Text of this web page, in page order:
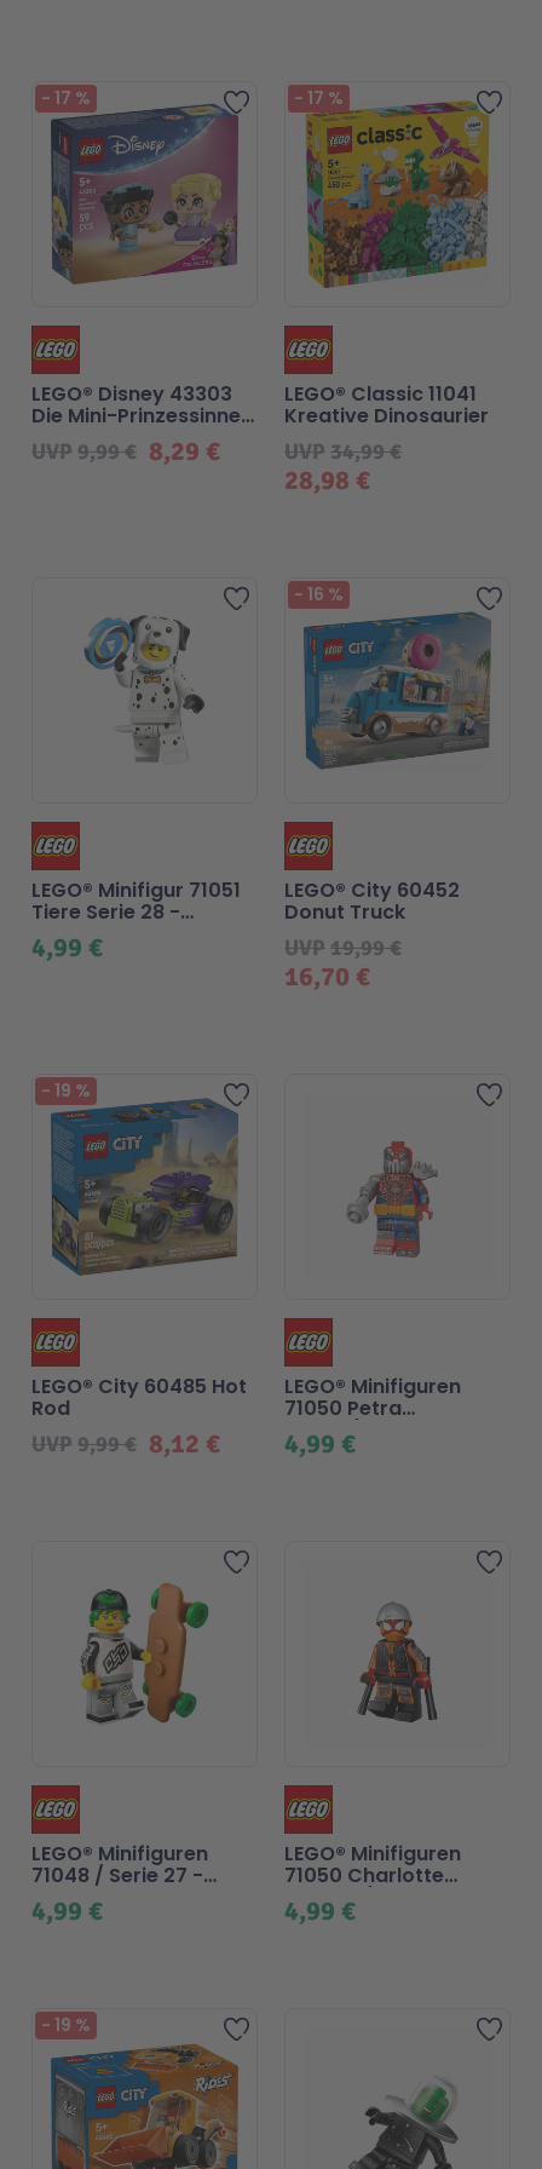
Aktion
Seltene Artikel
LEGO® Blumen
Zur Wunschliste
- 17 %
8,29 €
UVP9,99 €
LEGO® Disney 43303
Die Mini-Prinzessinnen
Jasmin und Rapunzel
- 17 %
Beliebt
28,98 €
UVP34,99 €
LEGO® Classic 11041
Kreative Dinosaurier
Zur Wunschliste
4,99 €
LEGO® Minifigur 71051
Tiere Serie 28 -
Damatiner
- 16 %
16,70 €
UVP19,99 €
LEGO® City 60452
Donut Truck
Zur Wunschliste
- 19 %
8,12 €
UVP9,99 €
LEGO® City 60485 Hot
Rod
4,99 €
LEGO® Minifiguren
71050 Petra
Parker/Cyborg
Spider-Woman
Zur Wunschliste
4,99 €
LEGO® Minifiguren
71048 / Serie 27 -
Longboarderin 4,99 €
LEGO® Minifiguren
71050 Charlotte
Webber/Sun-Spider
Zur Wunschliste
- 19 %